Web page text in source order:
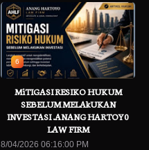
6
MiTIGASI RESIKO HUKUM
SEBELUM MELAkUKAN
INVESTASI .ANANG HARTOY0
LAW FIRM
8/04/2026 06:16:00 PM